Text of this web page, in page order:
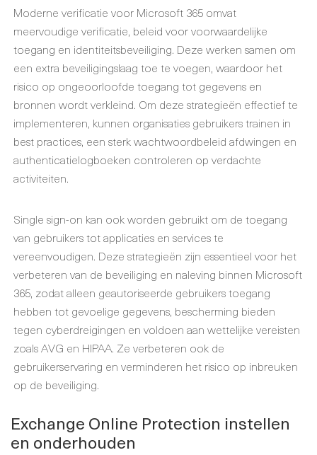
Moderne verificatie voor Microsoft 365 omvat
meervoudige verificatie, beleid voor voorwaardelijke
toegang en identiteitsbeveiliging. Deze werken samen om
een extra beveiligingslaag toe te voegen, waardoor het
risico op ongeoorloofde toegang tot gegevens en
bronnen wordt verkleind. Om deze strategieën effectief te
implementeren, kunnen organisaties gebruikers trainen in
best practices, een sterk wachtwoordbeleid afdwingen en
authenticatielogboeken controleren op verdachte
activiteiten.
Single sign-on kan ook worden gebruikt om de toegang
van gebruikers tot applicaties en services te
vereenvoudigen. Deze strategieën zijn essentieel voor het
verbeteren van de beveiliging en naleving binnen Microsoft
365, zodat alleen geautoriseerde gebruikers toegang
hebben tot gevoelige gegevens, bescherming bieden
tegen cyberdreigingen en voldoen aan wettelijke vereisten
zoals AVG en HIPAA. Ze verbeteren ook de
gebruikerservaring en verminderen het risico op inbreuken
op de beveiliging.
Exchange Online Protection instellen
en onderhouden